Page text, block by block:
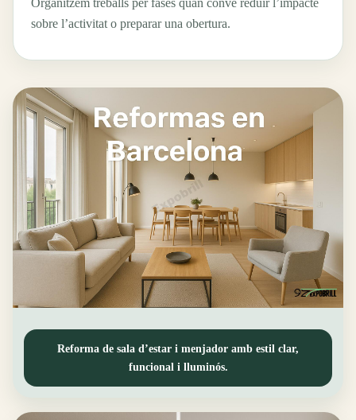
Organitzem treballs per fases quan convé reduir l’impacte
sobre l’activitat o preparar una obertura.
Reforma de sala d’estar i menjador amb estil clar,
funcional i lluminós.